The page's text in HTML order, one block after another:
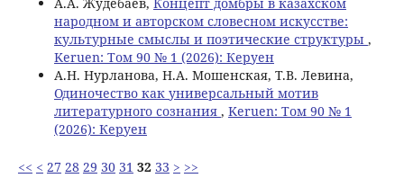
народном и авторском словесном искусстве:
культурные смыслы и поэтические структуры ,
Keruen: Том 90 № 1 (2026): Керуен
А.Н. Нурланова, Н.А. Мошенская, Т.В. Левина,
Одиночество как универсальный мотив
литературного сознания , Keruen: Том 90 № 1
(2026): Керуен
<< < 27 28 29 30 31 32 33 > >>